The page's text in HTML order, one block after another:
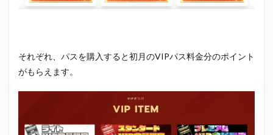
それぞれ、パスを購入すると初月のVIPパス料金分のポイント
がもらえます。